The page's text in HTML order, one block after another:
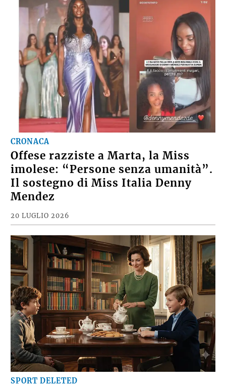
CRONACA
Offese razziste a Marta, la Miss
imolese: “Persone senza umanità”.
Il sostegno di Miss Italia Denny
Mendez
20 LUGLIO 2026
SPORT DELETED